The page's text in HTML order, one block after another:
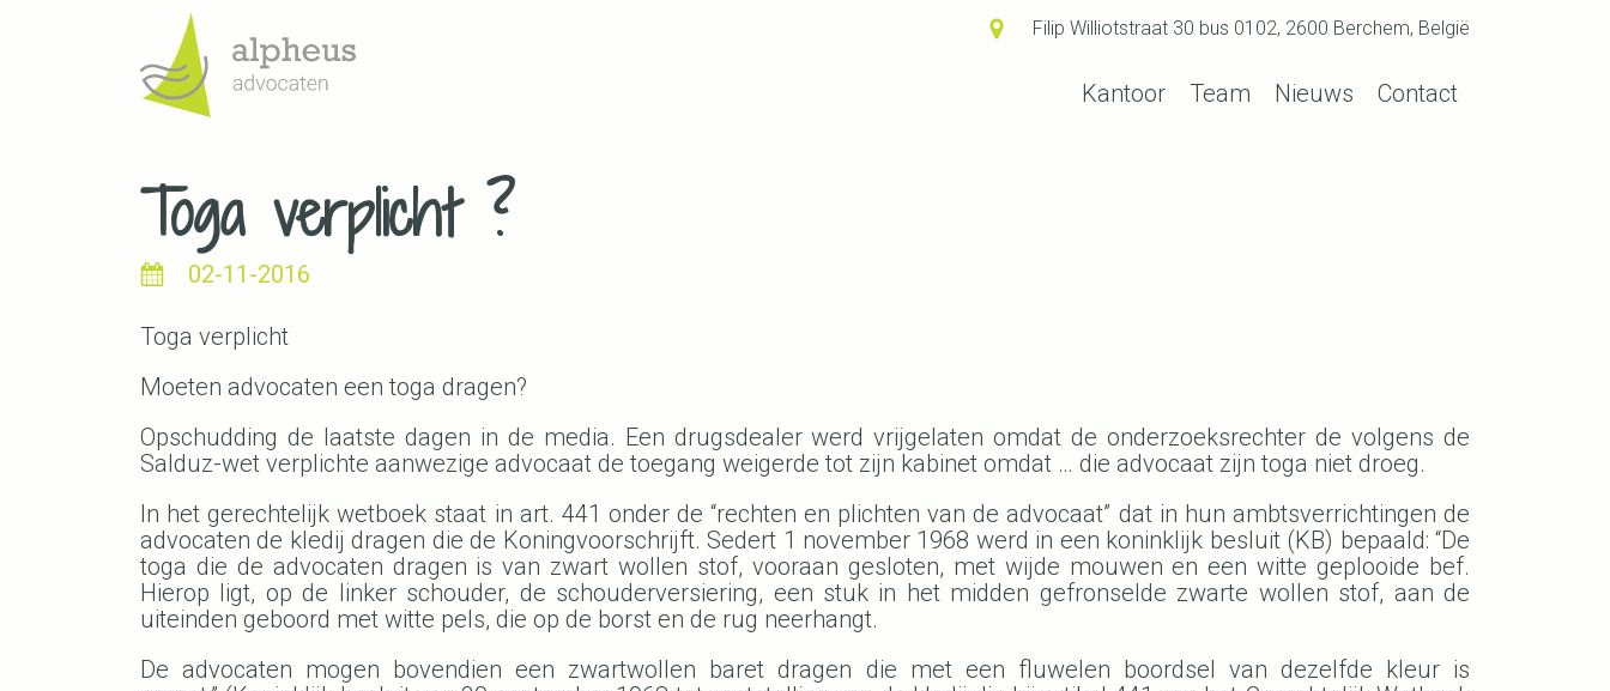
Filip Williotstraat 30 bus 0102, 2600 Berchem, België
Kantoor Team Nieuws Contact
Toga verplicht ?
02-11-2016
Toga verplicht
Moeten advocaten een toga dragen?
Opschudding de laatste dagen in de media. Een drugsdealer werd vrijgelaten omdat de onderzoeksrechter de volgens de
Salduz-wet verplichte aanwezige advocaat de toegang weigerde tot zijn kabinet omdat … die advocaat zijn toga niet droeg.
In het gerechtelijk wetboek staat in art. 441 onder de “rechten en plichten van de advocaat” dat in hun ambtsverrichtingen de
advocaten de kledij dragen die de Koningvoorschrijft. Sedert 1 november 1968 werd in een koninklijk besluit (KB) bepaald: “De
toga die de advocaten dragen is van zwart wollen stof, vooraan gesloten, met wijde mouwen en een witte geplooide bef.
Hierop ligt, op de linker schouder, de schouderversiering, een stuk in het midden gefronselde zwarte wollen stof, aan de
uiteinden geboord met witte pels, die op de borst en de rug neerhangt.
De advocaten mogen bovendien een zwartwollen baret dragen die met een fluwelen boordsel van dezelfde kleur is